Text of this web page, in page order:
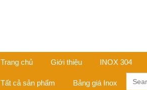
Trang chủ Giới thiệu INOX 304
Tất cả sản phẩm Bảng giá Inox
for: